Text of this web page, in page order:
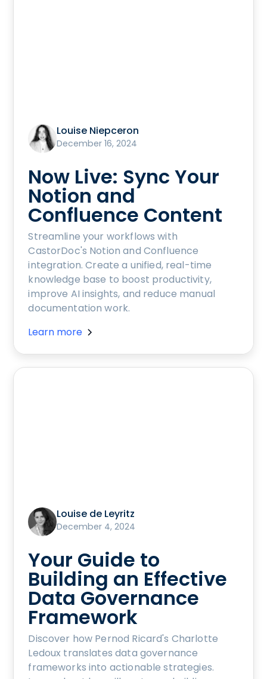
Louise Niepceron
December 16, 2024
Now Live: Sync Your
Notion and
Confluence Content
Streamline your workflows with
CastorDoc's Notion and Confluence
integration. Create a unified, real-time
knowledge base to boost productivity,
improve AI insights, and reduce manual
documentation work.
Learn more
Louise de Leyritz
December 4, 2024
Your Guide to
Building an Effective
Data Governance
Framework
Discover how Pernod Ricard's Charlotte
Ledoux translates data governance
frameworks into actionable strategies.